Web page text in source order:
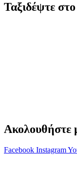
Ταξιδέψτε
Ακολουθήστε
Facebook Instagram